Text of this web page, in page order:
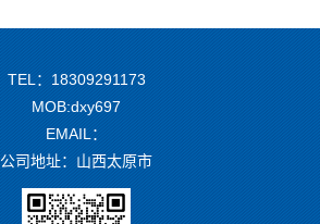
TEL：18309291173
MOB:dxy697
EMAIL：
公司地址：山西太原市